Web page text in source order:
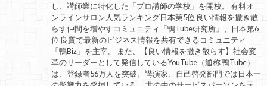
し、講師業に特化した「プロ講師の学校」を開校。 有料オ
ンラインサロン人気ランキング日本第5位 良い情報を撒き散
らす仲間を増やすコミュニティ「鴨Tube研究所」、日本第6
位 良質で最新のビジネス情報を共有できるコミュニティ
「鴨Biz」を主宰。 また、【良い情報を撒き散らす】社会変
革のリーダーとして発信しているYouTube（通称 鴨Tube）
は、登録者56万人を突破。講演家、自己啓発部門では日本一